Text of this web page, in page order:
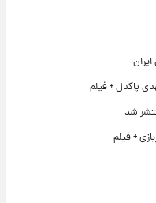
پاکدل + فیلم
شد
+ فیلم